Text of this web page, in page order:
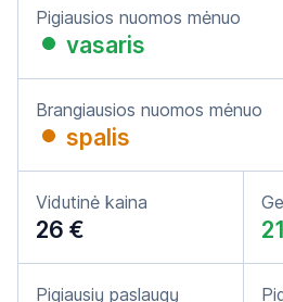
Pigiausios nuomos mėnuo
vasaris
Brangiausios nuomos mėnuo
spalis
Vidutinė kaina
26 €
Pigiausių paslaugų